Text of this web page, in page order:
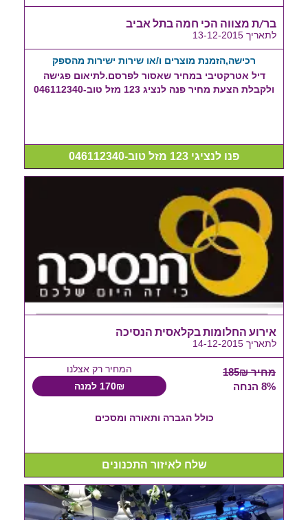
בר/ת מצווה הכי חמה בתל אביב
לתאריך 13-12-2015
רכישה,הזמנת מוצרים ו/או שירות ישירות מהספק
דיל אטרקטיבי במחיר שאסור לפרסם.לתיאום פגישה
ולקבלת הצעת מחיר פנה לנציג 123 מזל טוב-046112340
פנו לנציגי 123 מזל טוב-046112340
אירוע החלומות בקלאסית הנסיכה
לתאריך 14-12-2015
מחיר 185₪
8% הנחה
המחיר רק אצלנו
170₪ למנה
כולל הגברה ותאורה ומסכים
שלח לאיזור התכנונים